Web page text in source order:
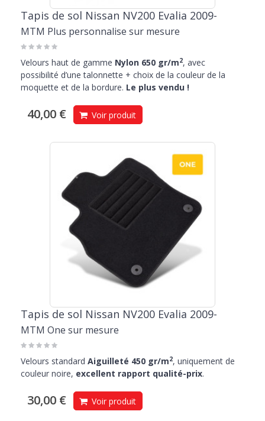
Tapis de sol Nissan NV200 Evalia 2009-
MTM Plus personnalise sur mesure
Velours haut de gamme Nylon 650 gr/m2, avec
possibilité d’une talonnette + choix de la couleur de la
moquette et de la bordure. Le plus vendu !
40,00 € Voir produit
Tapis de sol Nissan NV200 Evalia 2009-
MTM One sur mesure
Velours standard Aiguilleté 450 gr/m2, uniquement de
couleur noire, excellent rapport qualité-prix.
30,00 € Voir produit